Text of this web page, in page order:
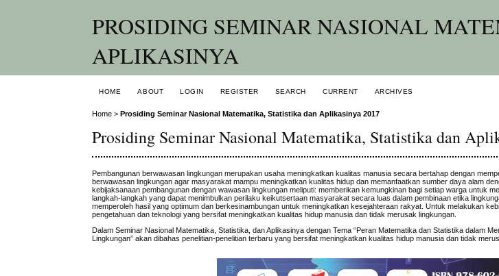
PROSIDING SEMINAR NASIONAL
APLIKASINYA
HOME ABOUT LOGIN REGISTER SEARCH CURRENT ARCHIVES
Home >Prosiding Seminar Nasional Matematika, Statistika dan Aplikasinya 2017
Prosiding Seminar Nasional Matematika, Statistika dan
Pembangunan berwawasan lingkungan merupakan usaha meningkatkan kualitas manusia secara bertahap dengan
berwawasan lingkungan agar masyarakat mampu meningkatkan kualitas hidup dan memanfaatkan sumber daya alam
kebijaksanaan pembangunan dengan wawasan lingkungan meliputi: memberikan kemungkinan bagi setiap warga untuk
langkah-langkah yang dapat menimbulkan perilaku keikutsertaan masyarakat secara luas dalam pembinaan etika
memperoleh hasil yang optimum dan berkesinambungan untuk meningkatkan kesejahteraan rakyat. Untuk melakukan
pengetahuan dan teknologi yang bersifat meningkatkan kualitas hidup manusia dan tidak merusak lingkungan.
Dalam Seminar Nasional Matematika, Statistika, dan Aplikasinya dengan Tema “Peran Matematika dan Statistika dalam
Lingkungan” akan dibahas penelitian-penelitian terbaru yang bersifat meningkatkan kualitas hidup manusia dan tidak